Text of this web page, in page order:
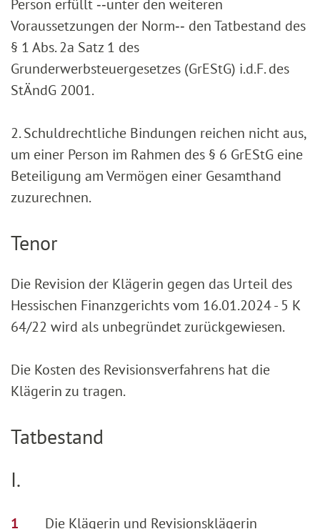
Person erfüllt ‑‑unter den weiteren
Voraussetzungen der Norm‑‑ den Tatbestand des
§ 1 Abs. 2a Satz 1 des
Grunderwerbsteuergesetzes (GrEStG) i.d.F. des
StÄndG 2001.
2. Schuldrechtliche Bindungen reichen nicht aus,
um einer Person im Rahmen des § 6 GrEStG eine
Beteiligung am Vermögen einer Gesamthand
zuzurechnen.
Tenor
Die Revision der Klägerin gegen das Urteil des
Hessischen Finanzgerichts vom 16.01.2024 - 5 K
64/22 wird als unbegründet zurückgewiesen.
Die Kosten des Revisionsverfahrens hat die
Klägerin zu tragen.
Tatbestand
I.
Die Klägerin und Revisionsklägerin